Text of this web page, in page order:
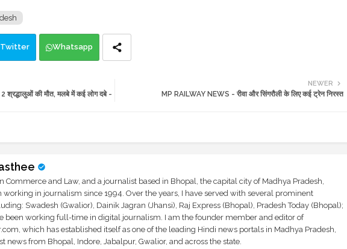
Twitter Whatsapp
NEWER
MP RAILWAY NEWS - रीवा और सिंगरौली के लिए कई ट्रेन निरस्त
2 श्रद्धालुओं की मौत, मलबे में कई लोग दबे -
Commerce and Law, and a journalist based in Bhopal, the capital city of Madhya Pradesh,
working in journalism since 1994. Over the years, I have served with several prominent
Swadesh (Gwalior), Dainik Jagran (Jhansi), Raj Express (Bhopal), Pradesh Today (Bhopal);
been working full-time in digital journalism. I am the founder member and editor of
which has established itself as one of the leading Hindi news portals in Madhya Pradesh,
news from Bhopal, Indore, Jabalpur, Gwalior, and across the state.